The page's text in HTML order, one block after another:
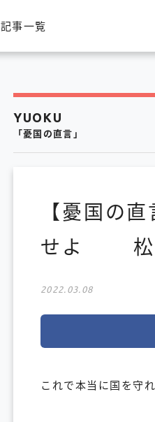
記事一覧
YUOKU
「憂国の直言」
【憂国の
せよ 松木
2022.03.08
これで本当に国を守